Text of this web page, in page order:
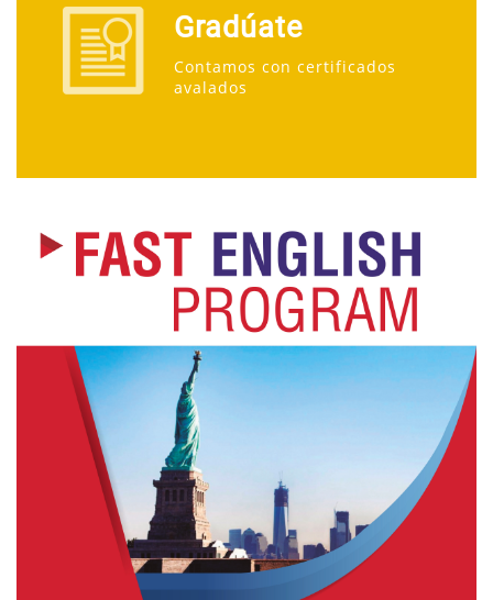
Gradúate
Contamos con certificados
avalados